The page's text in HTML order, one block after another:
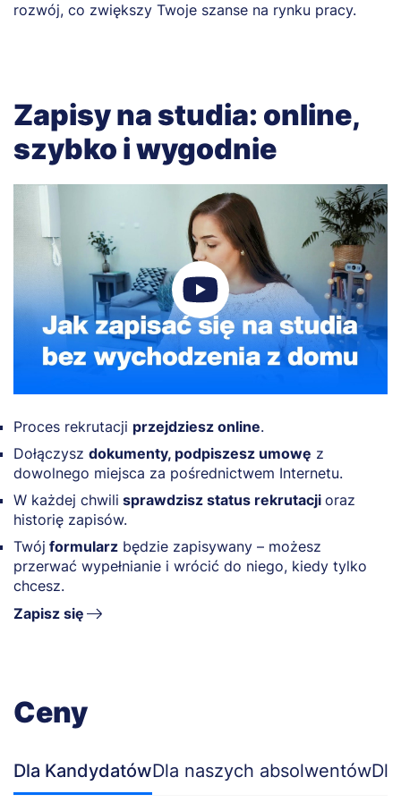
rozwój, co zwiększy Twoje szanse na rynku pracy.
Zapisy na studia: online,
szybko i wygodnie
Proces rekrutacji przejdziesz online.
Dołączysz dokumenty, podpiszesz umowę z
dowolnego miejsca za pośrednictwem Internetu.
W każdej chwili sprawdzisz status rekrutacji oraz
historię zapisów.
Twój formularz będzie zapisywany – możesz
przerwać wypełnianie i wrócić do niego, kiedy tylko
chcesz.
Zapisz się
Ceny
Dla KandydatówDla naszych absolwentów